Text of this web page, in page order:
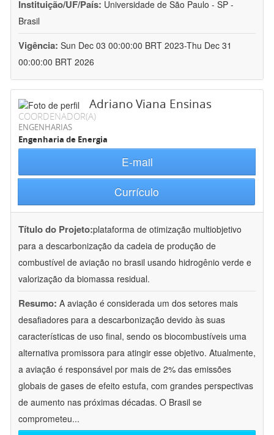
Instituição/UF/País: Universidade de São Paulo - SP -
Brasil
Vigência: Sun Dec 03 00:00:00 BRT 2023-Thu Dec 31
00:00:00 BRT 2026
Adriano Viana Ensinas
COORDENADOR(A)
ENGENHARIAS
Engenharia de Energia
E-mail
Currículo
Título do Projeto:plataforma de otimização multiobjetivo
para a descarbonização da cadeia de produção de
combustível de aviação no brasil usando hidrogênio verde e
valorização da biomassa residual.
Resumo: A aviação é considerada um dos setores mais
desafiadores para a descarbonização devido às suas
características de uso final, sendo os biocombustíveis uma
alternativa promissora para atingir esse objetivo. Atualmente,
a aviação é responsável por mais de 2% das emissões
globais de gases de efeito estufa, com grandes perspectivas
de aumento nas próximas décadas. O Brasil se
comprometeu...